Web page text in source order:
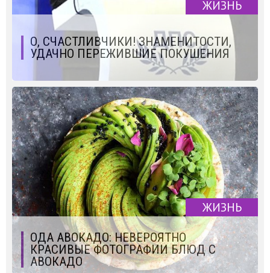
ЖИЗНЬ
О, СЧАСТЛИВЧИКИ! ЗНАМЕНИТОСТИ,
УДАЧНО ПЕРЕЖИВШИЕ ПОКУШЕНИЯ
ЖИЗНЬ
ОДА АВОКАДО: НЕВЕРОЯТНО
КРАСИВЫЕ ФОТОГРАФИИ БЛЮД С
АВОКАДО